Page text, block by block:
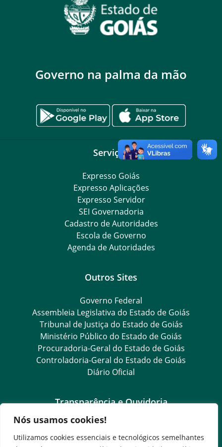
Nós usamos cookies!
Utilizamos cookies essenciais e tecnológicos semelhantes
Governo na palma da mão
Serviços
Expresso Goiás
Expresso Aplicações
Expresso Servidor
SEI Governadoria
Cadastro de Autoridades
Escola de Governo
Agenda de Autoridades
Outros Sites
Governo Federal
Assembleia Legislativa do Estado de Goiás
Tribunal de Justiça do Estado de Goiás
Ministério Público do Estado de Goiás
Procuradoria-Geral do Estado de Goiás
Controladoria-Geral do Estado de Goiás
Diário Oficial
Transparência e Ouvidoria
LGPD
Goiás Transparência